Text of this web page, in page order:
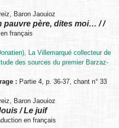
Baron Jaouioz
pauvre père, dites moi… / /
français
La Villemarqué collecteur de
des sources du premier Barzaz-
: Partie 4, p. 36-37, chant n° 33
Baron Jaouioz
/ Le juif
en français